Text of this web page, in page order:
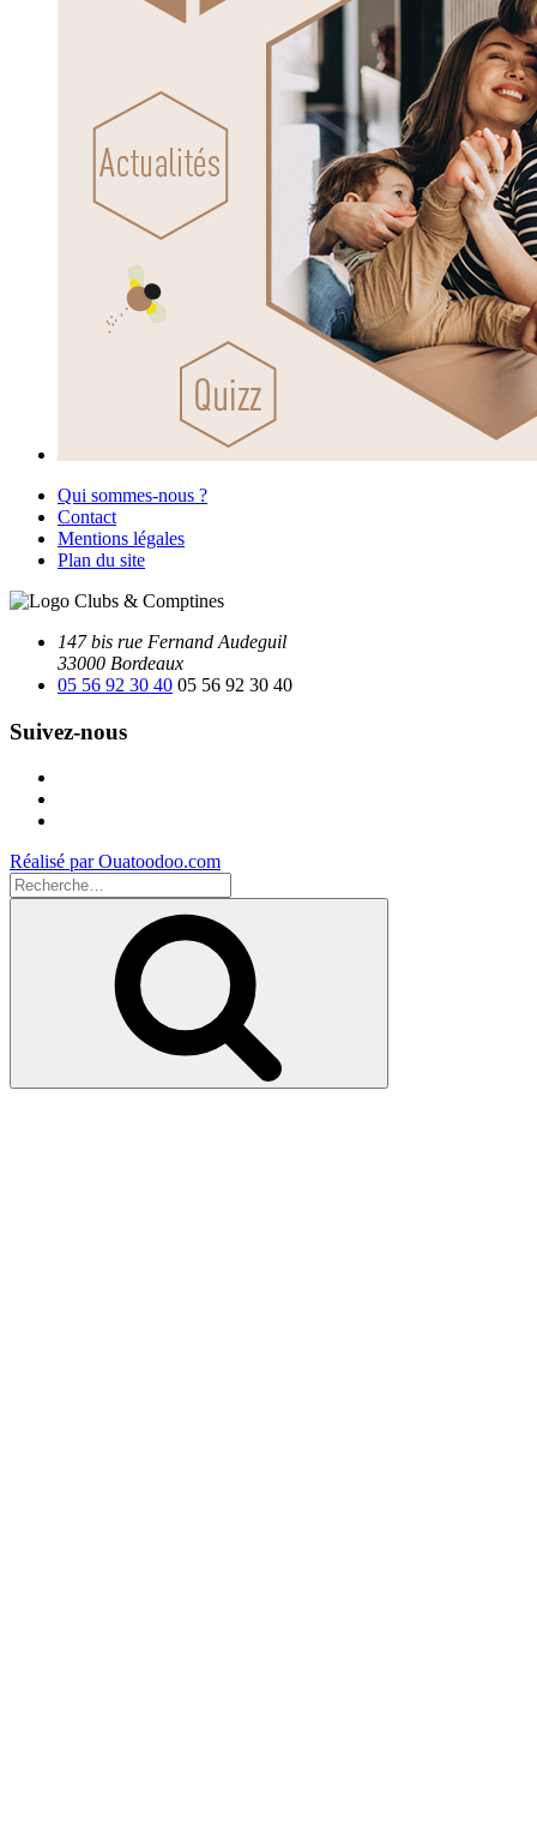
Qui sommes-nous ?
Contact
Mentions légales
Plan du site
147 bis rue Fernand Audeguil
33000 Bordeaux
05 56 92 30 40 05 56 92 30 40
Suivez-nous
Réalisé par Ouatoodoo.com
Recherche
pour